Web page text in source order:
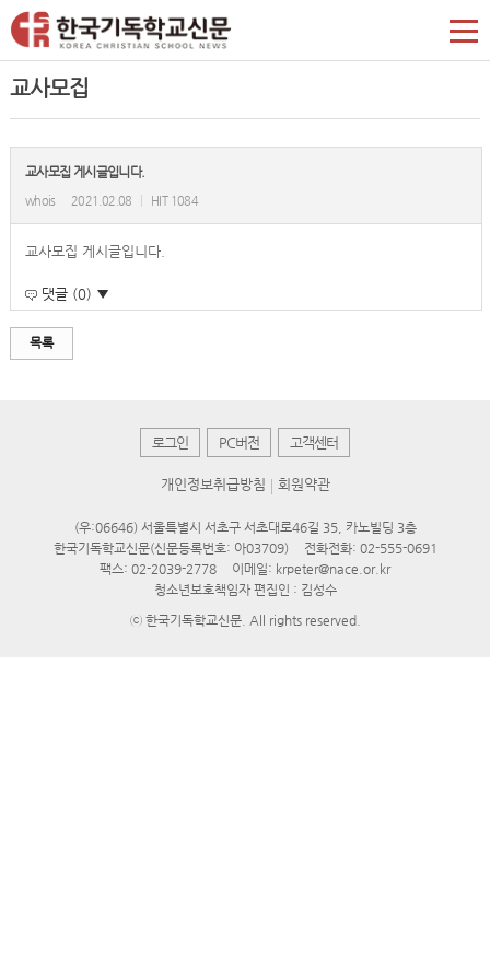
교사모집
교사모집 게시글입니다.
whois 2021.02.08 HIT 1084
교사모집 게시글입니다.
댓글 (0) ▼
목록
로그인 PC버전 고객센터
개인정보취급방침 회원약관
(우:06646) 서울특별시 서초구 서초대로46길 35, 카노빌딩 3층
한국기독학교신문(신문등록번호: 아03709)
전화전화: 02-555-0691
팩스: 02-2039-2778
이메일: krpeter@nace.or.kr
청소년보호책임자 편집인 : 김성수
ⓒ 한국기독학교신문. All rights reserved.